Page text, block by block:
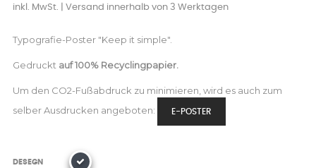
inkl. MwSt. | Versand innerhalb von 3 Werktagen
Typografie-Poster "Keep it simple".
Gedruckt auf 100% Recyclingpapier.
Um den CO2-Fußabdruck zu minimieren, wird es auch zum
selber Ausdrucken angeboten:
E-POSTER
DESEGN